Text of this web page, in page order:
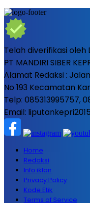
Telah diverifikasi oleh
PT MANDIRI SIBER
Alamat Redaksi :
No 193 Kecamatan
Telp: 085313995757,
Email:
Home
Redaksi
Info iklan
Privacy Policy
Kode Etik
Terms of Service